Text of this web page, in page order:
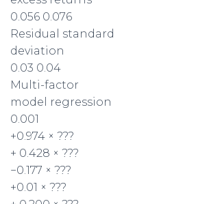
0.056 0.076
Residual standard
deviation
0.03 0.04
Multi-factor
model regression
0.001
+0.974 × ???
+ 0.428 × ???
−0.177 × ???
+0.01 × ???